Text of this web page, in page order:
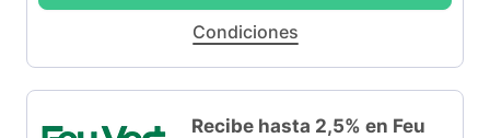
Condiciones
Recibe hasta 2,5% en Feu